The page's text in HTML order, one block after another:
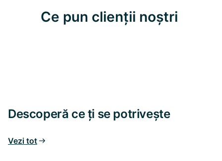
Ce pun clienții noștri
Descoperă ce ți se potrivește
Vezi tot